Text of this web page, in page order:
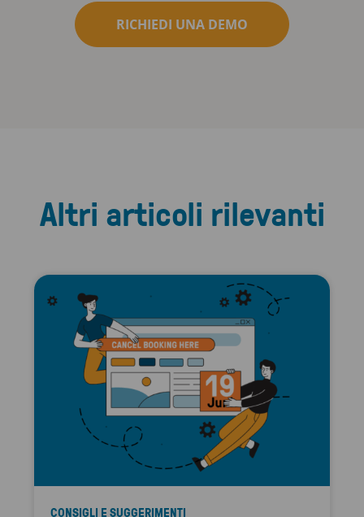
RICHIEDI UNA DEMO
Altri articoli rilevanti
CONSIGLI E SUGGERIMENTI